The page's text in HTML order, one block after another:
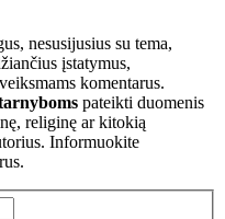
nesusijusius su tema,
įstatymus,
komentarus.
pateikti duomenis
religinę ar kitokią
Informuokite